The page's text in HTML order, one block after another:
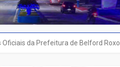
Oficiais da Prefeitura de Belford Roxo